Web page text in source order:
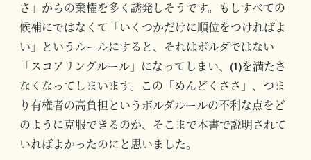
さ」からの棄権を多く誘発しそうです。もしすべての
候補にではなくて「いくつかだけに順位をつければよ
い」というルールにすると、それはボルダではない
「スコアリングルール」になってしまい、(1)を満たさ
なくなってしまいます。この「めんどくささ」、つま
り有権者の高負担というボルダルールの不利な点をど
のように克服できるのか、そこまで本書で説明されて
いればよかったのにと思いました。